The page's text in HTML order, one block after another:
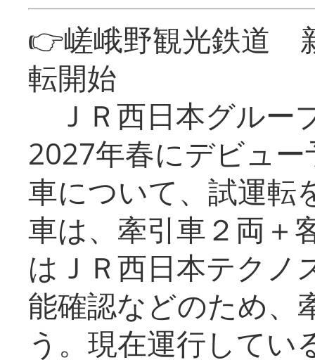
👉嵯峨野観光鉄道
転開始
ＪＲ西日本グルー
2027年春にデビュ
車について、試運転
車は、牽引車２両＋
はＪＲ西日本テクノ
能確認などのため、
う。現在運行してい